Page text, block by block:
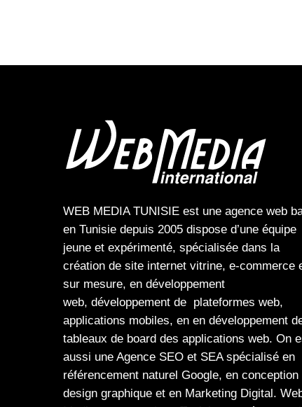
WEB MEDIA TUNISIE est une agence web
en Tunisie depuis 2005 dispose d’une équipe
jeune et expérimenté, spécialisée dans la
création de site internet vitrine, e-commerce
sur mesure, en développement
web, développement de plateformes web,
applications mobiles, en en développement
tableaux de board des applications web. On
aussi une Agence SEO et SEAspécialisé en
référencement naturel Google, en conception
design graphique et en Marketing Digital.